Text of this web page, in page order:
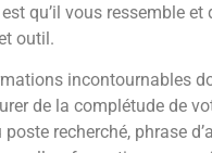
qu’il vous ressemble et
outil.
incontournables
de la complétude de
recherché, phrase